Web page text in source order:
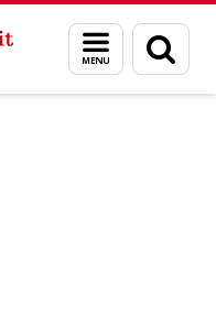
Menu
en
zoeken